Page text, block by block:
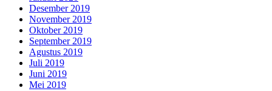
Desember 2019
November 2019
Oktober 2019
September 2019
Agustus 2019
Juli 2019
Juni 2019
Mei 2019